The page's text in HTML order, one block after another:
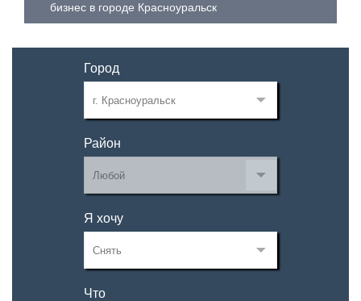
бизнес в городе Красноуральск
Город
Район
Я хочу
Что